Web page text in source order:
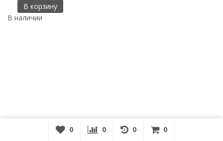
В корзину
В наличии
0 0 0 0